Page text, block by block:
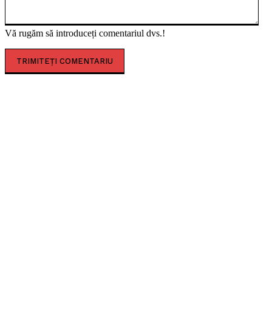
Vă rugăm să introduceți comentariul dvs.!